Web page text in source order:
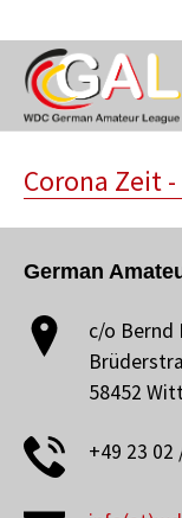
Corona Zeit
German
c/o Bernd
58452
+49 23 02